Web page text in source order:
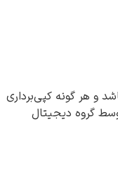
هر گونه کپی‌برداری
گروه دیجیتال